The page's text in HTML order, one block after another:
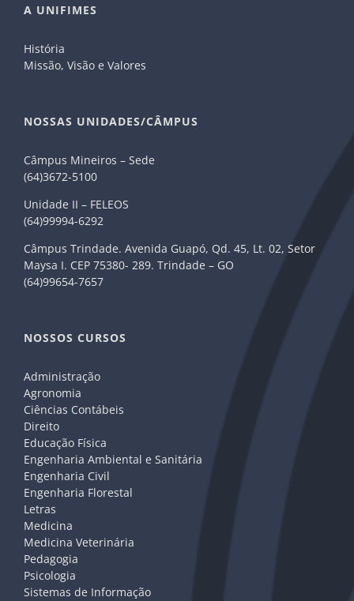
A UNIFIMES
História
Missão, Visão e Valores
NOSSAS UNIDADES/CÂMPUS
Câmpus Mineiros – Sede
(64)3672-5100
Unidade II – FELEOS
(64)99994-6292
Câmpus Trindade. Avenida Guapó, Qd. 45, Lt. 02, Setor
Maysa I. CEP 75380- 289. Trindade – GO
(64)99654-7657
NOSSOS CURSOS
Administração
Agronomia
Ciências Contábeis
Direito
Educação Física
Engenharia Ambiental e Sanitária
Engenharia Civil
Engenharia Florestal
Letras
Medicina
Medicina Veterinária
Pedagogia
Psicologia
Sistemas de Informação